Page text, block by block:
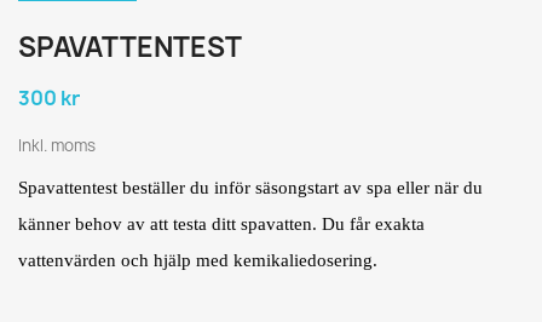
SPAVATTENTEST
300 kr
Inkl. moms
Spavattentest beställer du inför säsongstart av spa eller när du
känner behov av att testa ditt spavatten. Du får exakta
vattenvärden och hjälp med kemikaliedosering.